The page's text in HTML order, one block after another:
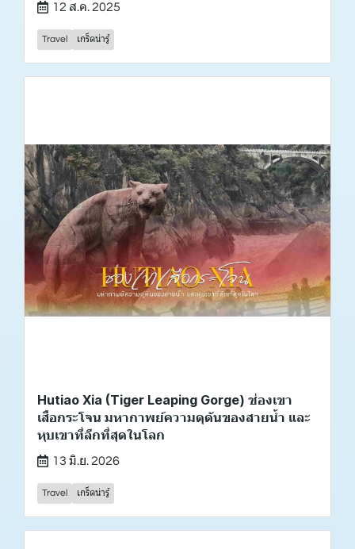
12 ส.ค. 2025
Travel เกร็ดน่ารู้
Hutiao Xia (Tiger Leaping Gorge) ช่องเขา
เสือกระโจน มหากาพย์ความดุดันของสายน้ำ และ
หุบเขาที่ลึกที่สุดในโลก
13 มิ.ย. 2026
Travel เกร็ดน่ารู้